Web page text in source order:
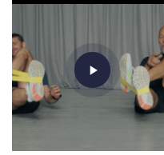
play_arrow